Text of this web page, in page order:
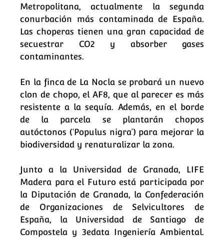
Metropolitana, actualmente la segunda
conurbación más contaminada de España.
Las choperas tienen una gran capacidad de
secuestrar CO2 y absorber gases
contaminantes.
En la finca de La Nocla se probará un nuevo
clon de chopo, el AF8, que al parecer es más
resistente a la sequía. Además, en el borde
de la parcela se plantarán chopos
autóctonos (‘Populus nigra’) para mejorar la
biodiversidad y renaturalizar la zona.
Junto a la Universidad de Granada, LIFE
Madera para el Futuro está participada por
la Diputación de Granada, la Confederación
de Organizaciones de Selvicultores de
España, la Universidad de Santiago de
Compostela y 3edata Ingeniería Ambiental.